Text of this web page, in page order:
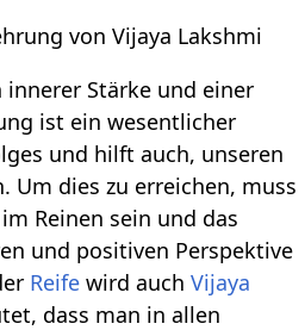
von Vijaya Lakshmi
Stärke und einer
ist ein wesentlicher
und hilft auch, unseren
Um dies zu erreichen, muss
Reinen sein und das
und positiven Perspektive
Reife wird auchVijaya
dass man in allen